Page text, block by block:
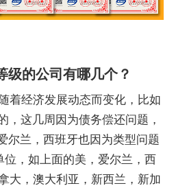
的公司有哪几个？
着经济发展动态而变化，比如
，这几周因为债务偿还问题，
尔兰，西班牙也因为类型问题
，如上面的美，爱尔兰，西
大，澳大利亚，新西兰，新加